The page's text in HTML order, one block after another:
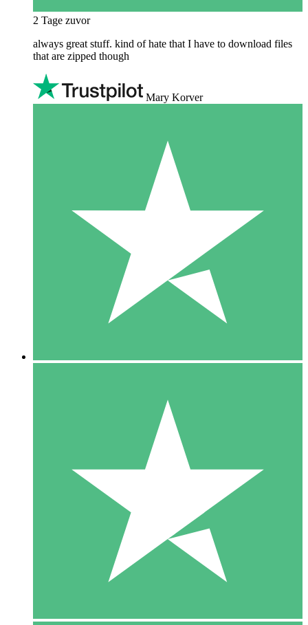
2 Tage zuvor
always great stuff. kind of hate that I have to download files
that are zipped though
Mary Korver